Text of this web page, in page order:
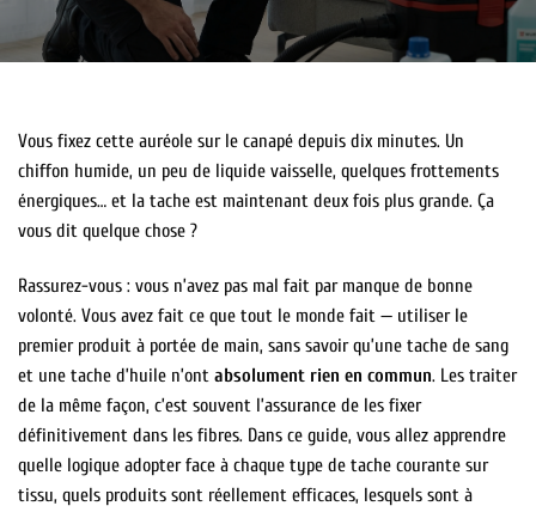
Vous fixez cette auréole sur le canapé depuis dix minutes. Un
chiffon humide, un peu de liquide vaisselle, quelques frottements
énergiques… et la tache est maintenant deux fois plus grande. Ça
vous dit quelque chose ?
Rassurez-vous : vous n’avez pas mal fait par manque de bonne
volonté. Vous avez fait ce que tout le monde fait — utiliser le
premier produit à portée de main, sans savoir qu’une tache de sang
et une tache d’huile n’ont absolument rien en commun. Les traiter
de la même façon, c’est souvent l’assurance de les fixer
définitivement dans les fibres. Dans ce guide, vous allez apprendre
quelle logique adopter face à chaque type de tache courante sur
tissu, quels produits sont réellement efficaces, lesquels sont à